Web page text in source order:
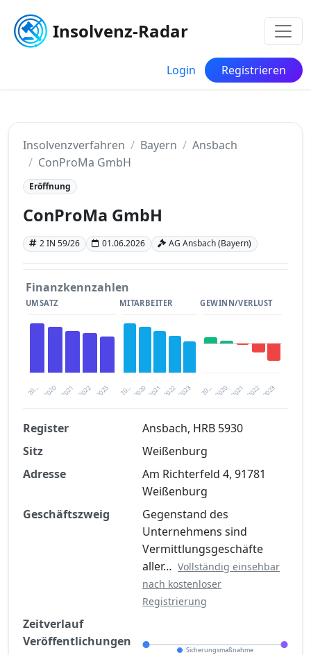
Insolvenz-Radar
Login Registrieren
Insolvenzverfahren Bayern
Ansbach
ConProMa GmbH
Eröffnung
ConProMa GmbH
2 IN 59/26 01.06.2026 AG Ansbach (Bayern)
Finanzkennzahlen
UMSATZ
20… 2021 2023
2020 2022
MITARBEITER
20… 2021 2023
2020 2022
GEWINN/VERLUST
20… 2021 2023
2020 2022
Finanzkennzahlen nach kostenloser
Registrierung verfügbar
Jetzt kostenlos registrieren
Register
Ansbach, HRB 5930
Sitz
Weißenburg
Adresse
Am Richterfeld 4, 91781
Weißenburg
Geschäftszweig
Gegenstand des
Unternehmens sind
Vermittlungsgeschäfte
aller… Vollständig einsehbar
nach kostenloser
Registrierung
Zeitverlauf
Veröffentlichungen
Sicherungsmaßnahme